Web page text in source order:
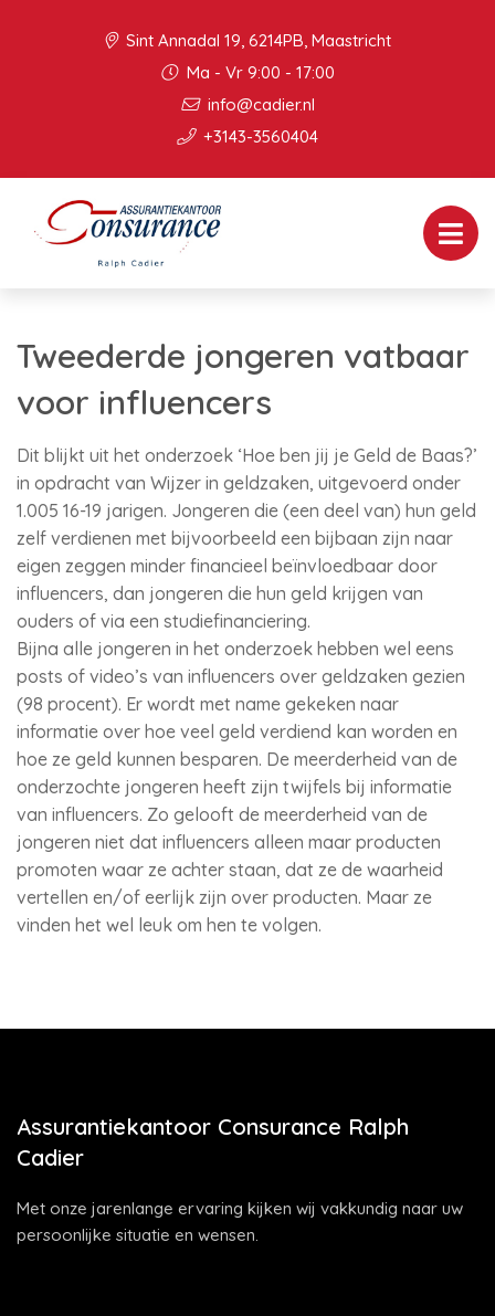
Sint Annadal 19, 6214PB, Maastricht
Ma - Vr 9:00 - 17:00
info@cadier.nl
+3143-3560404
Tweederde jongeren vatbaar
voor influencers
Dit blijkt uit het onderzoek ‘Hoe ben jij je Geld de Baas?’
in opdracht van Wijzer in geldzaken, uitgevoerd onder
1.005 16-19 jarigen. Jongeren die (een deel van) hun geld
zelf verdienen met bijvoorbeeld een bijbaan zijn naar
eigen zeggen minder financieel beïnvloedbaar door
influencers, dan jongeren die hun geld krijgen van
ouders of via een studiefinanciering.
Bijna alle jongeren in het onderzoek hebben wel eens
posts of video’s van influencers over geldzaken gezien
(98 procent). Er wordt met name gekeken naar
informatie over hoe veel geld verdiend kan worden en
hoe ze geld kunnen besparen. De meerderheid van de
onderzochte jongeren heeft zijn twijfels bij informatie
van influencers. Zo gelooft de meerderheid van de
jongeren niet dat influencers alleen maar producten
promoten waar ze achter staan, dat ze de waarheid
vertellen en/of eerlijk zijn over producten. Maar ze
vinden het wel leuk om hen te volgen.
Assurantiekantoor Consurance Ralph
Cadier
Met onze jarenlange ervaring kijken wij vakkundig naar uw
persoonlijke situatie en wensen.